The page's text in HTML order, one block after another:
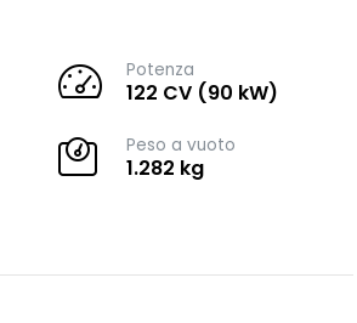
Potenza
122 CV (90 kW)
Peso a vuoto
1.282 kg